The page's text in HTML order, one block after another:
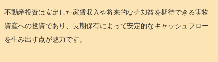
不動産投資は安定した家賃収入や将来的な売却益を期待できる実物
資産への投資であり、長期保有によって安定的なキャッシュフロー
を生み出す点が魅力です。